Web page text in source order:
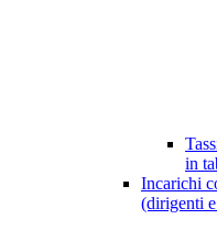
in
Incarichi
(dirigenti